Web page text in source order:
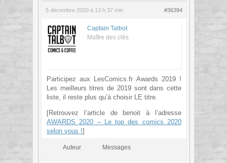
5 décembre 2020 à 13 h 37 min #36394
Captain Talbot
Maître des clés
Participez aux LesComics.fr Awards 2019 !
Les meilleurs titres de 2019 sont dans cette
liste, il reste plus qu’à choisir LE titre.
[Retrouvez l’article de benoit à l’adresse
AWARDS 2020 – Le top des comics 2020
selon vous !]
Auteur Messages